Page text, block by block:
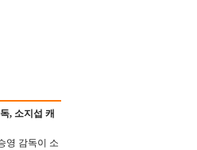
, 소지섭 캐
영 감독이 소